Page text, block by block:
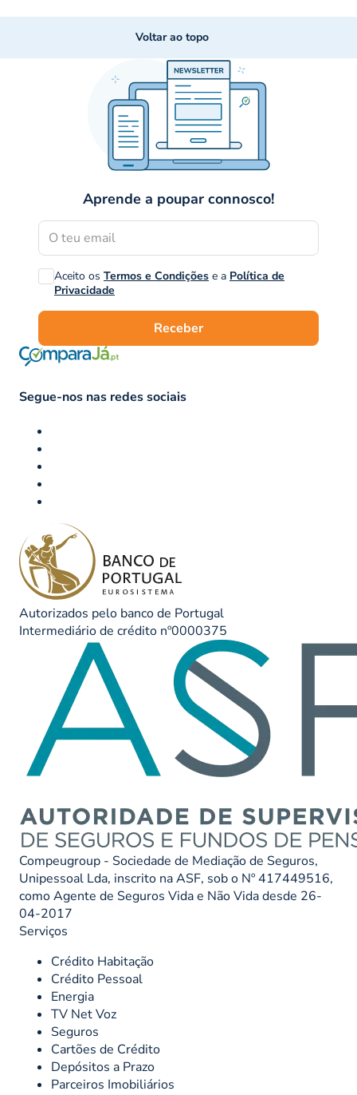
Voltar ao topo
Aprende a poupar connosco!
Aceito os Termos e Condições e a Política de
Privacidade
Receber
Segue-nos nas redes sociais
Autorizados pelo banco de Portugal
Intermediário de crédito nº0000375
Compeugroup - Sociedade de Mediação de Seguros,
Unipessoal Lda, inscrito na ASF, sob o Nº 417449516,
como Agente de Seguros Vida e Não Vida desde 26-
04-2017
Serviços
Crédito Habitação
Crédito Pessoal
Energia
TV Net Voz
Seguros
Cartões de Crédito
Depósitos a Prazo
Parceiros Imobiliários